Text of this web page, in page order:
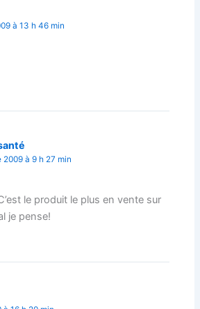
à 13 h 46 min
2009 à 9 h 27 min
le produit le plus en vente sur
je pense!